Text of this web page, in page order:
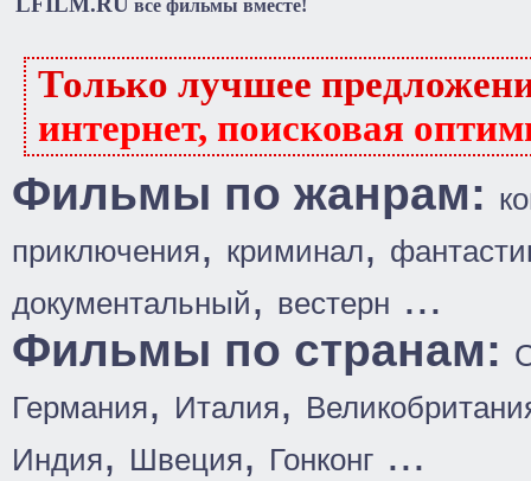
все фильмы вместе!
Только лучшее
интернет, поисковая
Фильмы по жанрам:
приключения, криминал,
документальный, вестерн ...
Фильмы по странам:
Германия, Италия,
Индия, Швеция, Гонконг ...